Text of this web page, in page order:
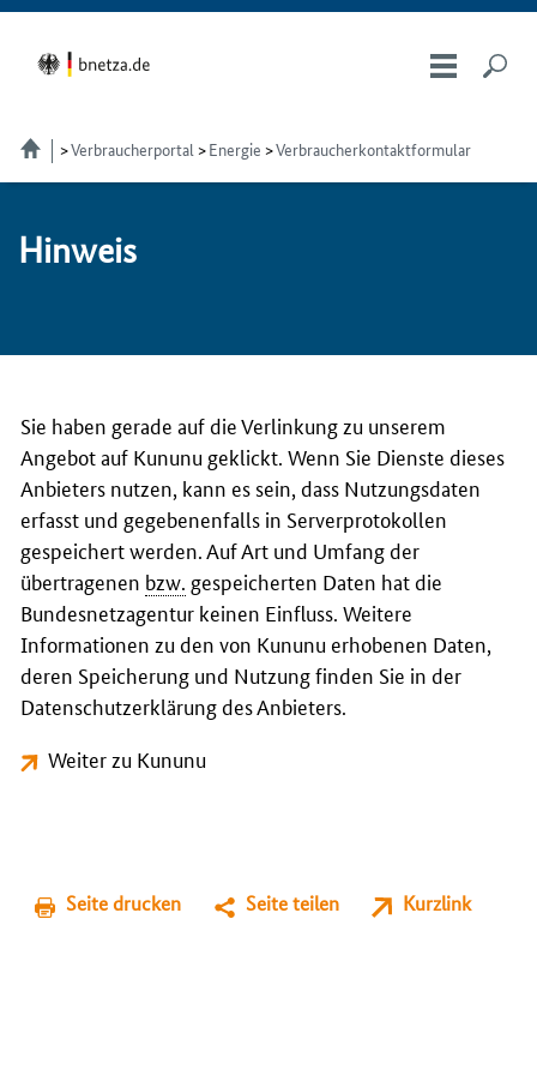
Verbraucherportal Energie Verbraucherkontaktformular
Hin­weis
Sie haben gerade auf die Verlinkung zu unserem
Angebot auf Kununu geklickt. Wenn Sie Dienste dieses
Anbieters nutzen, kann es sein, dass Nutzungsdaten
erfasst und gegebenenfalls in Serverprotokollen
gespeichert werden. Auf Art und Umfang der
übertragenen bzw. gespeicherten Daten hat die
Bundesnetzagentur keinen Einfluss. Weitere
Informationen zu den von Kununu erhobenen Daten,
deren Speicherung und Nutzung finden Sie in der
Datenschutzerklärung des Anbieters.
Weiter zu Kununu
Seite drucken Seite teilen Kurzlink